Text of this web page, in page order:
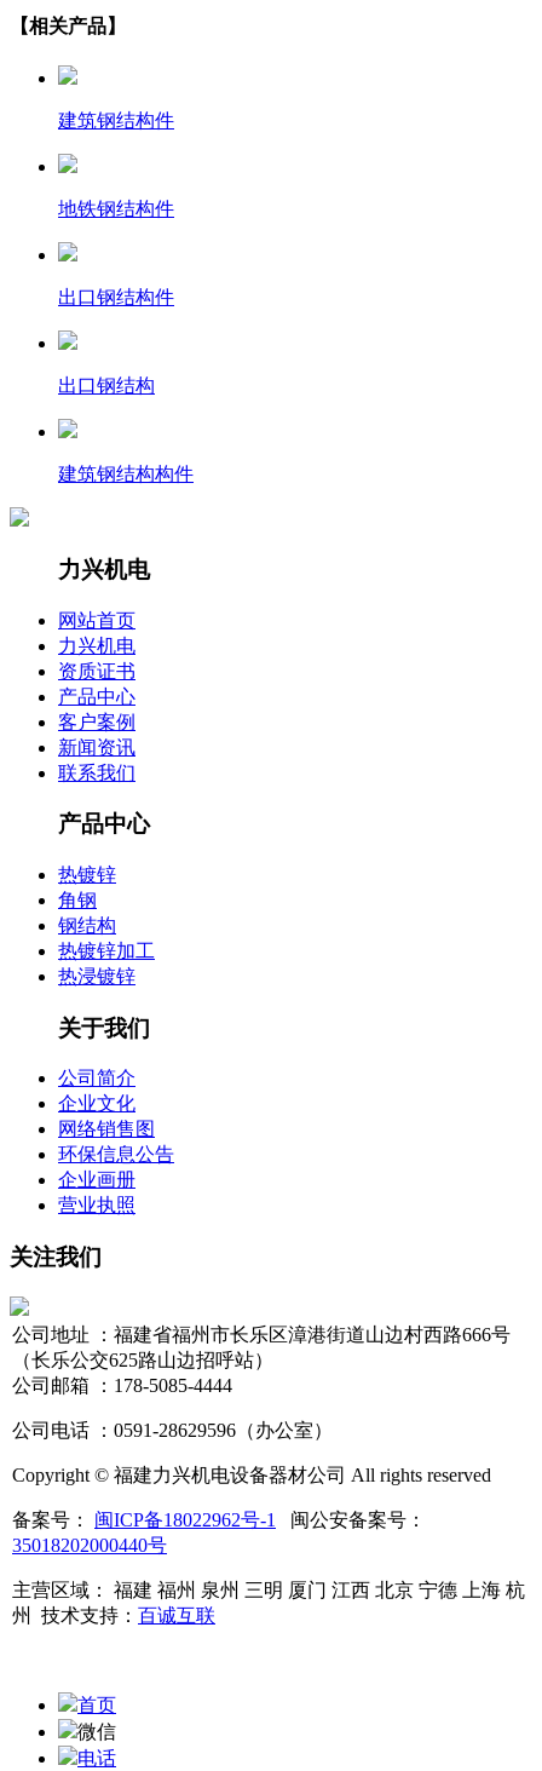
【相关产品】
建筑钢结构件
地铁钢结构件
出口钢结构件
出口钢结构
建筑钢结构构件
力兴机电
网站首页
力兴机电
资质证书
产品中心
客户案例
新闻资讯
联系我们
产品中心
热镀锌
角钢
钢结构
热镀锌加工
热浸镀锌
关于我们
公司简介
企业文化
网络销售图
环保信息公告
企业画册
营业执照
关注我们
公司地址 ：福建省福州市长乐区漳港街道山边村西路666号
（长乐公交625路山边招呼站）
公司邮箱 ：178-5085-4444
公司电话 ：0591-28629596（办公室）
Copyright © 福建力兴机电设备器材公司 All rights reserved
备案号： 闽ICP备18022962号-1
闽公安备案号：
35018202000440号
主营区域： 福建 福州 泉州 三明 厦门 江西 北京 宁德 上海 杭
州 技术支持： 百诚互联
首页
微信
电话